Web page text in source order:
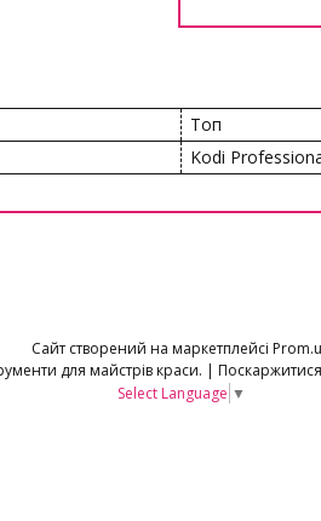
Топ
Kodi
Сайт створений на маркетплейсі
Proff.Nails.Shop - Матеріали та інструменти для майстрів краси. |
Select Language ▼